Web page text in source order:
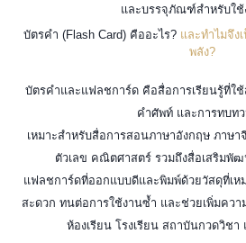
และบรรจุภัณฑ์สำหรับใช้
บัตรคำ (Flash Card) คืออะไร? และทำไมจึง
พลัง?
บัตรคำและแฟลชการ์ด คือสื่อการเรียนรู้ที่ใ
คำศัพท์ และการทบท
เหมาะสำหรับสื่อการสอนภาษาอังกฤษ ภาษ
ตัวเลข คณิตศาสตร์ รวมถึงสื่อเสริมพัฒ
แฟลชการ์ดที่ออกแบบดีและพิมพ์ด้วยวัสดุที่เห
สะดวก ทนต่อการใช้งานซ้ำ และช่วยเพิ่มควา
ห้องเรียน โรงเรียน สถาบันกวดวิชา